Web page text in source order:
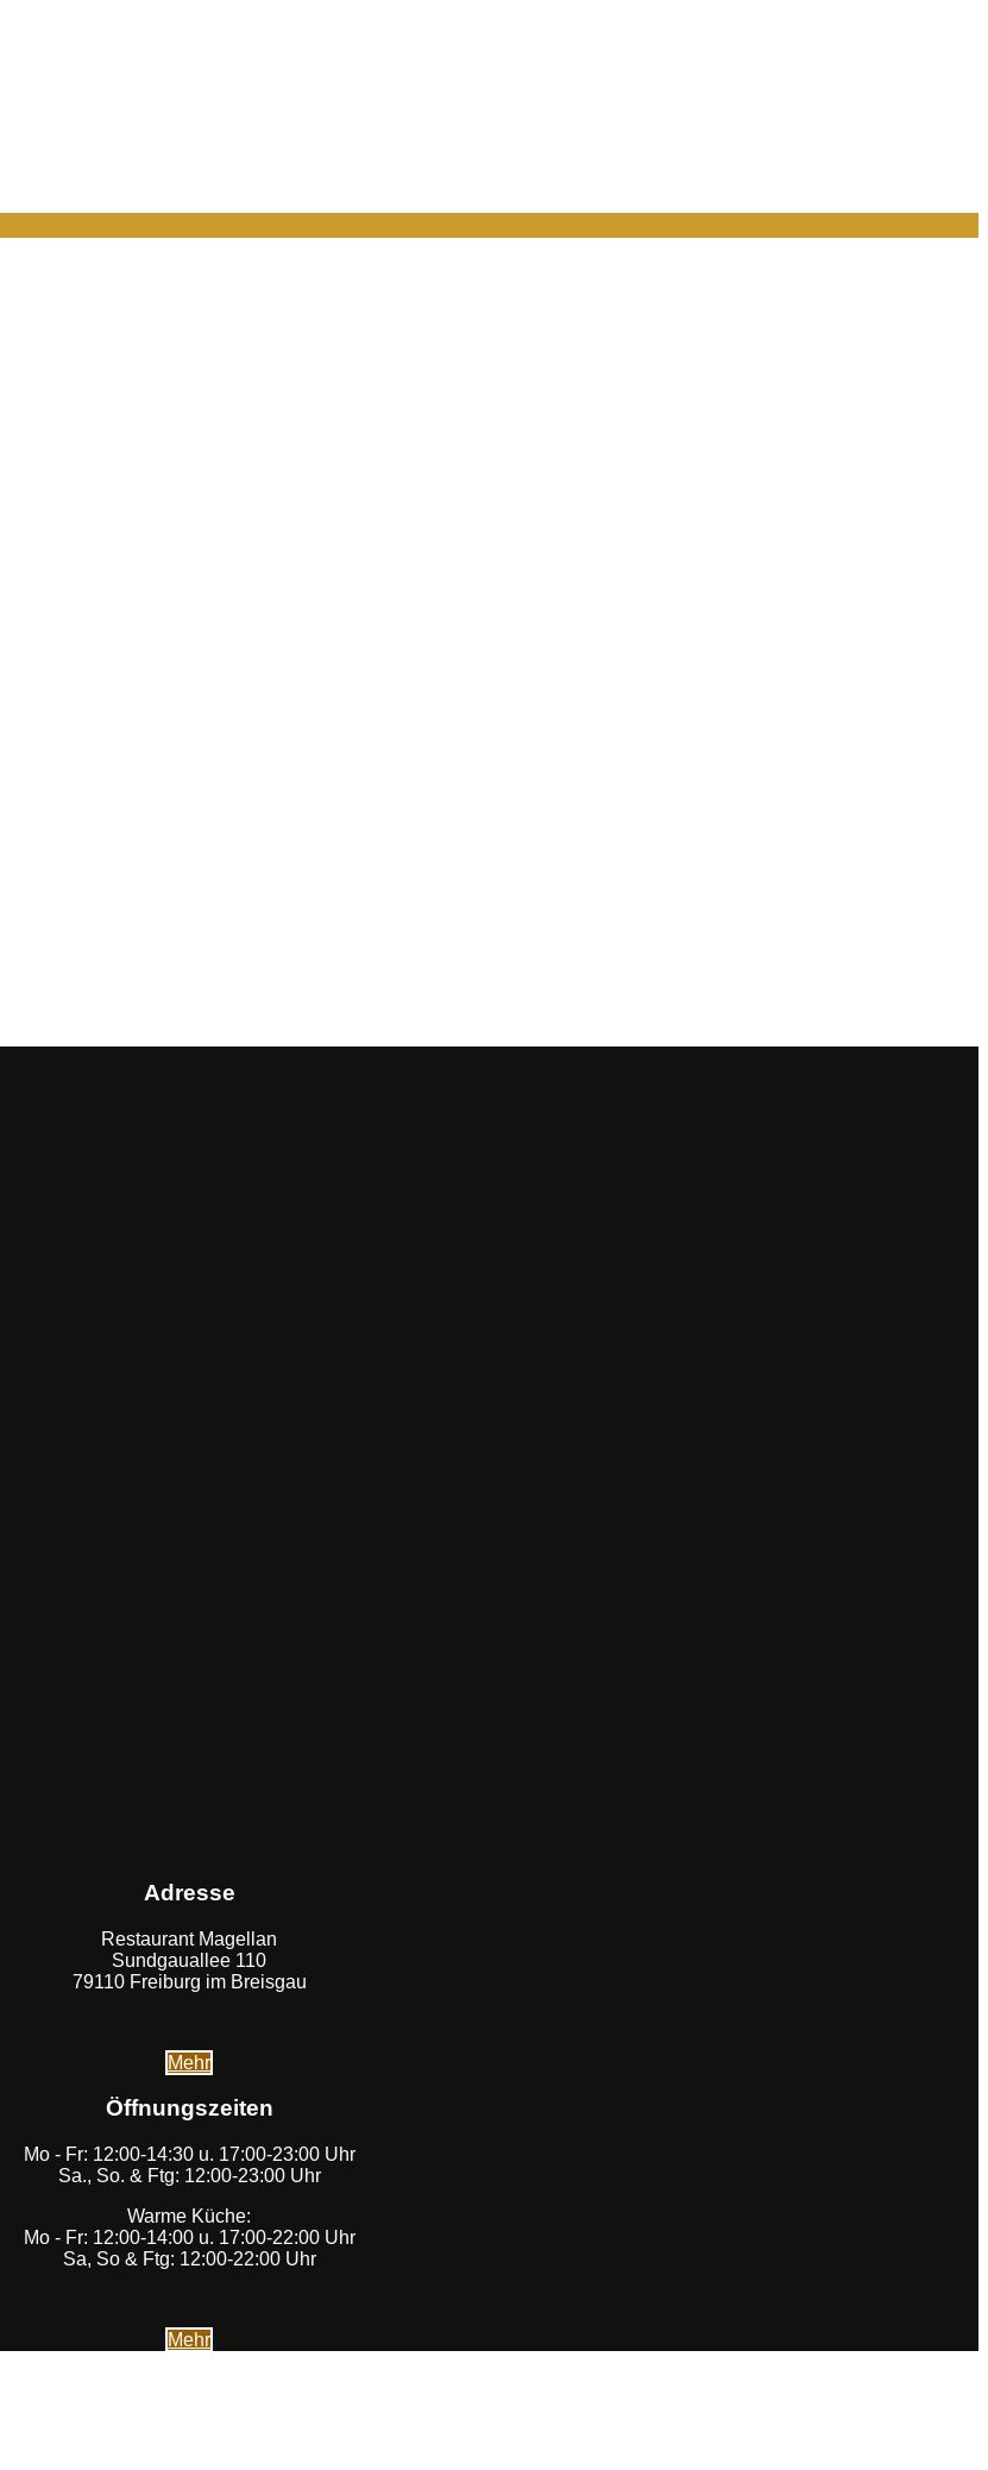
Adresse
Restaurant Magellan
Sundgauallee 110
79110 Freiburg im Breisgau
Mehr
Öffnungszeiten
Mo - Fr: 12:00-14:30 u. 17:00-23:00 Uhr
Sa., So. & Ftg: 12:00-23:00 Uhr
Warme Küche:
Mo - Fr: 12:00-14:00 u. 17:00-22:00 Uhr
Sa, So & Ftg: 12:00-22:00 Uhr
Mehr